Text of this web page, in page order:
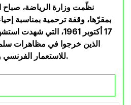
بمقرّها، وقفة ترحمية بمناسبة
17 أكتوبر 1961، التي
الذين خرجوا في مظاهرات
للاستعمار الفرنسي ومطالبةً باستقلال الوطن.